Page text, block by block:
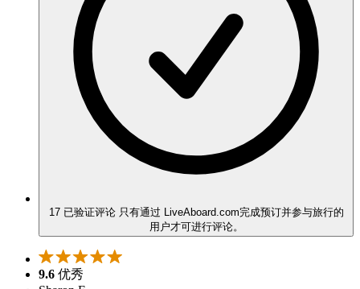
17 已验证评论 只有通过 LiveAboard.com完成预订并参与旅行的
用户才可进行评论。
9.6 优秀